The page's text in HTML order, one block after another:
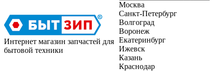
Интернет магазин запчастей для
бытовой техники
Москва
Санкт-Петербург
Волгоград
Воронеж
Екатеринбург
Ижевск
Казань
Краснодар